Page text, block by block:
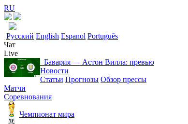
RU
Русский English Espanol Português
Чат
Live
Бавария ― Астон Вилла: превью
Новости
Статьи Прогнозы Обзор прессы
Матчи
Соревнования
Чемпионат мира